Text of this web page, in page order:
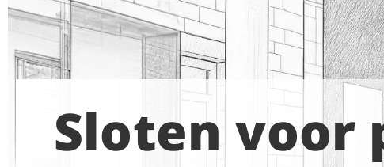
Sloten voor